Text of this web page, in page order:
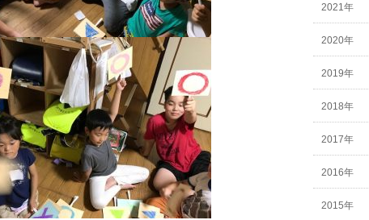
2021年
2020年
2019年
2018年
2017年
2016年
2015年